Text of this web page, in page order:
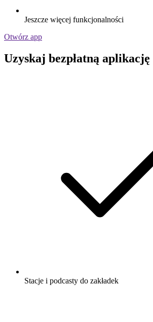
Jeszcze więcej funkcjonalności
Otwórz app
Uzyskaj bezpłatną
Stacje i podcasty do zakładek